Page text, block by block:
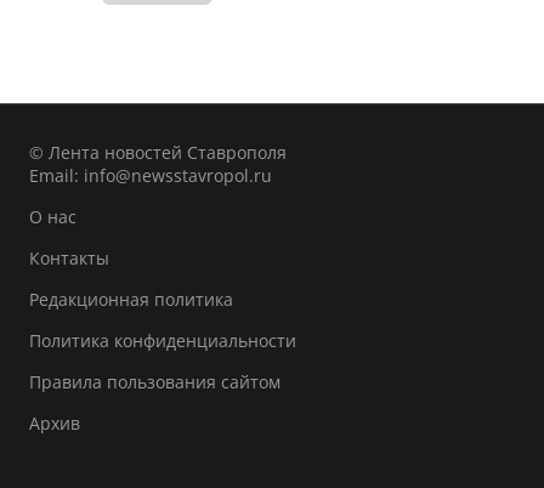
© Лента новостей Ставрополя
Email: info@newsstavropol.ru
О нас
Контакты
Редакционная политика
Политика конфиденциальности
Правила пользования сайтом
Архив